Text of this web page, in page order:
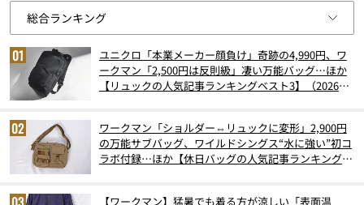
ユニクロ「本業メーカー顔負け」奇跡の4,990円、ワ
ークマン「2,500円は反則級」凄い万能バッグ…ほか
【リュックの人気記事ランキングベスト3】（2026年
ワークマン「ショルダー⇔リュックに変形」2,900円
の万能サブバッグ、ワイルドシングス“水に強い”初コ
ラボ付録…ほか【休日バッグの人気記事ランキングベ
【ワークマン】猛暑でも着る方が涼しい「表面温